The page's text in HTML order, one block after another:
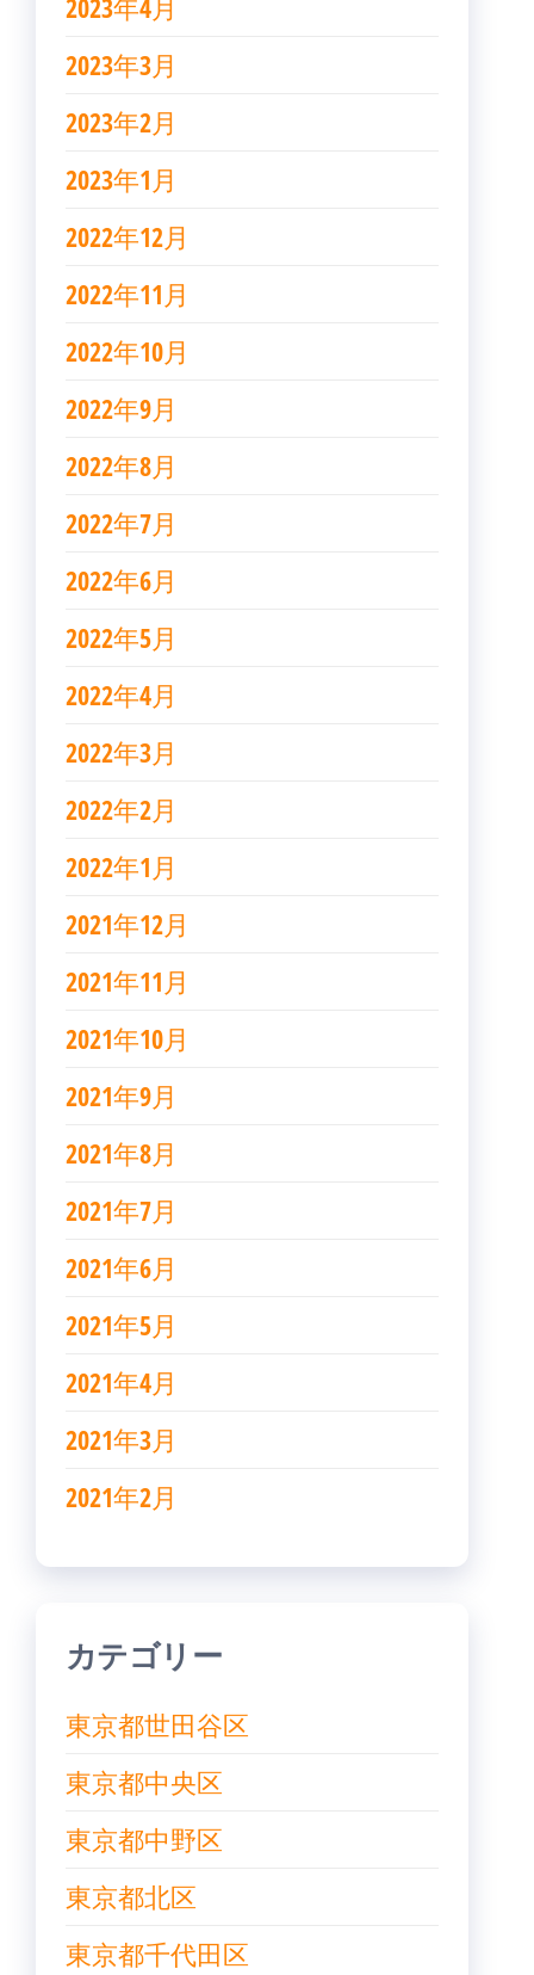
2023年4月
2023年3月
2023年2月
2023年1月
2022年12月
2022年11月
2022年10月
2022年9月
2022年8月
2022年7月
2022年6月
2022年5月
2022年4月
2022年3月
2022年2月
2022年1月
2021年12月
2021年11月
2021年10月
2021年9月
2021年8月
2021年7月
2021年6月
2021年5月
2021年4月
2021年3月
2021年2月
カテゴリー
東京都世田谷区
東京都中央区
東京都中野区
東京都北区
東京都千代田区